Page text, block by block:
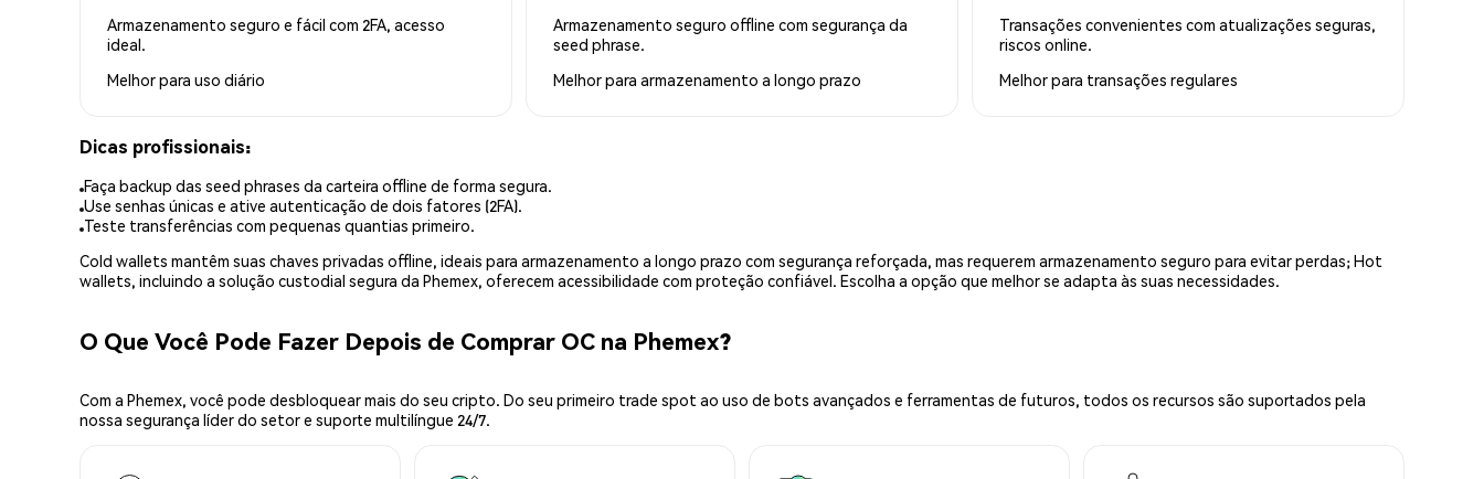
Armazenamento seguro e fácil com 2FA, acesso
ideal.
Melhor para uso diário
Armazenamento seguro offline com segurança da
seed phrase.
Melhor para armazenamento a longo prazo
Transações convenientes com atualizações seguras,
riscos online.
Melhor para transações regulares
Dicas profissionais:
Faça backup das seed phrases da carteira offline de forma segura.
Use senhas únicas e ative autenticação de dois fatores (2FA).
Teste transferências com pequenas quantias primeiro.
Cold wallets mantêm suas chaves privadas offline, ideais para armazenamento a longo prazo com segurança reforçada, mas requerem armazenamento seguro para evitar perdas; Hot
wallets, incluindo a solução custodial segura da Phemex, oferecem acessibilidade com proteção confiável. Escolha a opção que melhor se adapta às suas necessidades.
O Que Você Pode Fazer Depois de Comprar OC na Phemex?
Com a Phemex, você pode desbloquear mais do seu cripto. Do seu primeiro trade spot ao uso de bots avançados e ferramentas de futuros, todos os recursos são suportados pela
nossa segurança líder do setor e suporte multilíngue 24/7.